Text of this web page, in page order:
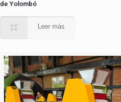
de Yolombó
Leer más